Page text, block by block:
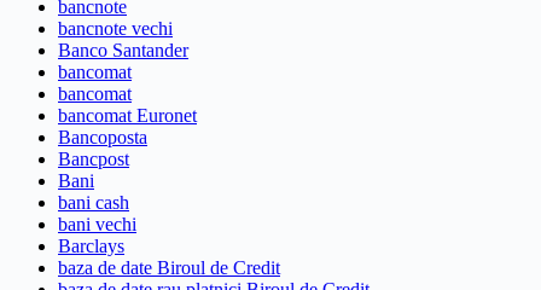
bancnote
bancnote vechi
Banco Santander
bancomat
bancomat
bancomat Euronet
Bancoposta
Bancpost
Bani
bani cash
bani vechi
Barclays
baza de date Biroul de Credit